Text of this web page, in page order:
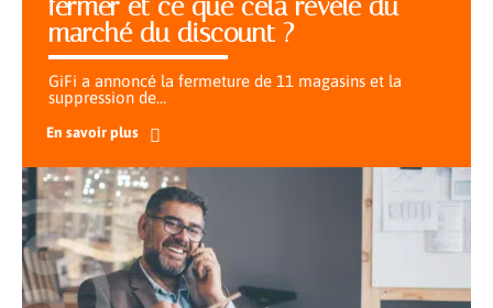
fermer et ce que cela révèle du
marché du discount ?
GiFi a annoncé la fermeture de 11 magasins et la
suppression de…
En savoir plus